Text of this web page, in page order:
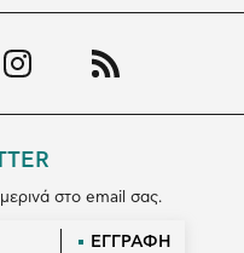
στο email σας.
ΕΓΓΡΑΦΗ